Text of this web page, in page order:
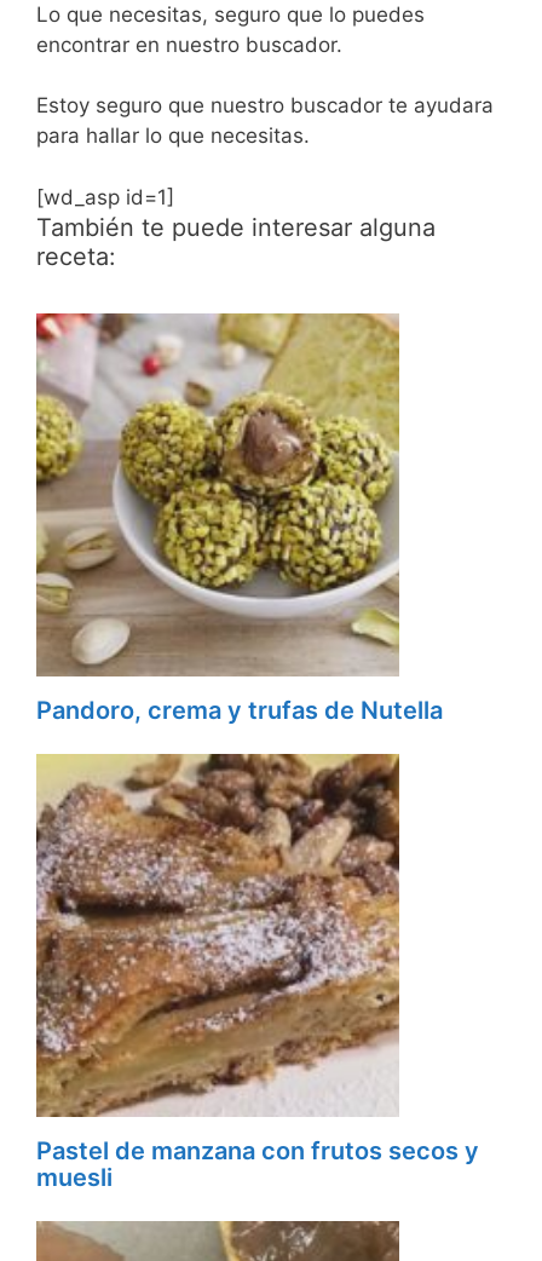
Lo que necesitas, seguro que lo puedes
encontrar en nuestro buscador.
Estoy seguro que nuestro buscador te ayudara
para hallar lo que necesitas.
[wd_asp id=1]
También te puede interesar alguna
receta:
Pandoro, crema y trufas de Nutella
Pastel de manzana con frutos secos y
muesli